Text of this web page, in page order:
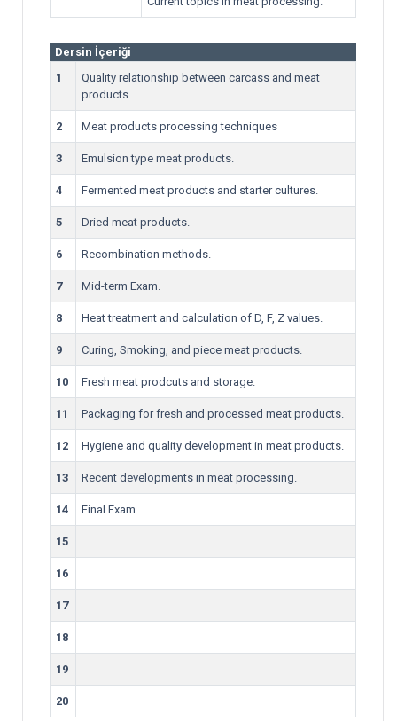
Dersin İçeriği
1
Quality relationship between carcass and meat
products.
2 Meat products processing techniques
3 Emulsion type meat products.
4 Fermented meat products and starter cultures.
5 Dried meat products.
6 Recombination methods.
7 Mid-term Exam.
8 Heat treatment and calculation of D, F, Z values.
9 Curing, Smoking, and piece meat products.
10 Fresh meat prodcuts and storage.
11 Packaging for fresh and processed meat products.
12 Hygiene and quality development in meat products.
13 Recent developments in meat processing.
14 Final Exam
15
16
17
18
19
20